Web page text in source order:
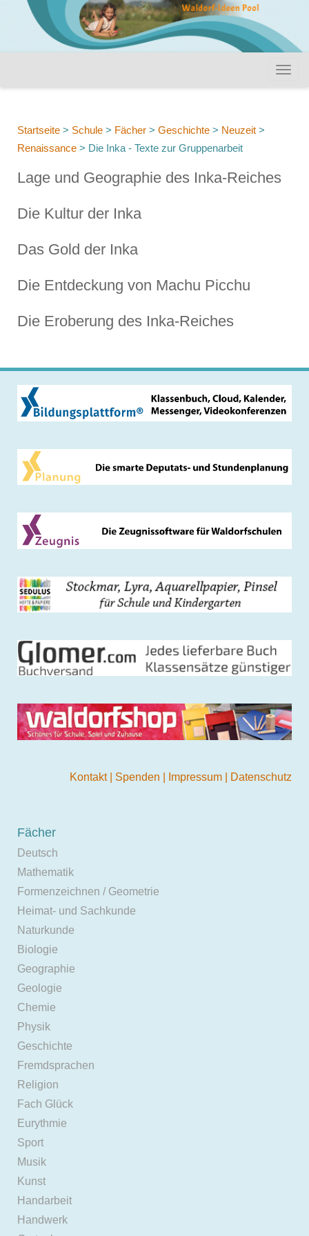
Startseite > Schule > Fächer > Geschichte > Neuzeit >
Renaissance > Die Inka - Texte zur Gruppenarbeit
Lage und Geographie des Inka-Reiches
Die Kultur der Inka
Das Gold der Inka
Die Entdeckung von Machu Picchu
Die Eroberung des Inka-Reiches
Kontakt Spenden Impressum Datenschutz
Fächer
Deutsch
Mathematik
Formenzeichnen / Geometrie
Heimat- und Sachkunde
Naturkunde
Biologie
Geographie
Geologie
Chemie
Physik
Geschichte
Fremdsprachen
Religion
Fach Glück
Eurythmie
Sport
Musik
Kunst
Handarbeit
Handwerk